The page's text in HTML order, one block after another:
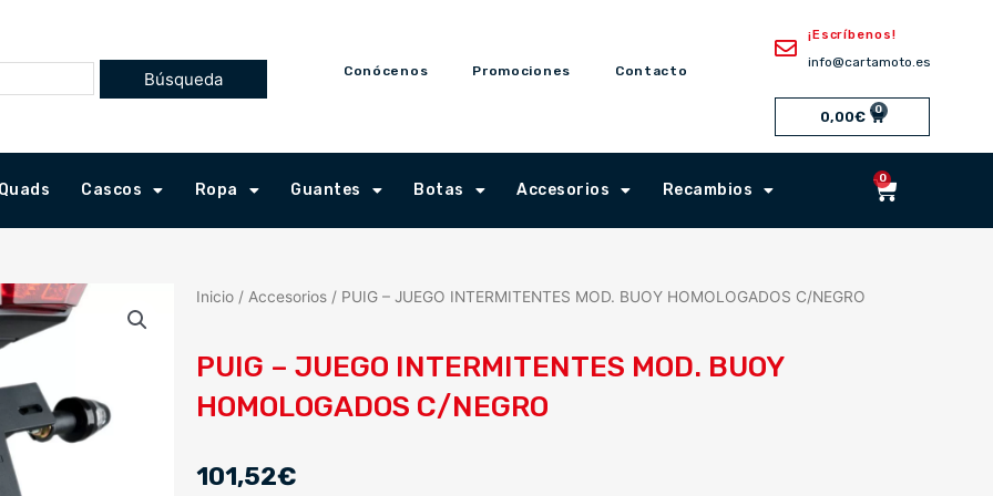
Conócenos Promociones Contacto
¡Escríbenos!
info@cartamoto.es
0,00€ 0Cart
Quads Cascos Ropa Guantes Botas Accesorios Recambios
0
Inicio/ Accesorios/ PUIG – JUEGO INTERMITENTES MOD. BUOY HOMOLOGADOS C/NEGRO
PUIG – JUEGO INTERMITENTES MOD. BUOY
HOMOLOGADOS C/NEGRO
101,52€